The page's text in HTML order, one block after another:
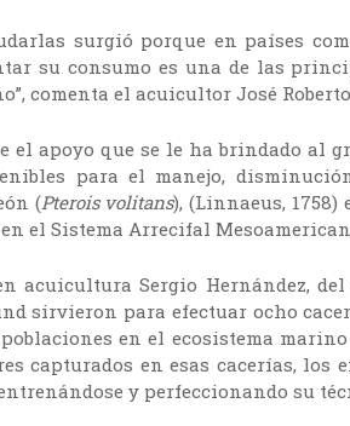
surgió porque en países
su consumo es una de las
comenta el acuicultor José
el apoyo que se le ha brindado al
para el manejo,
(Pterois volitans), (Linnaeus, 1758)
el Sistema Arrecifal
acuicultura Sergio Hernández,
sirvieron para efectuar ocho
en el ecosistema
capturados en esas cacerías,
y perfeccionando su